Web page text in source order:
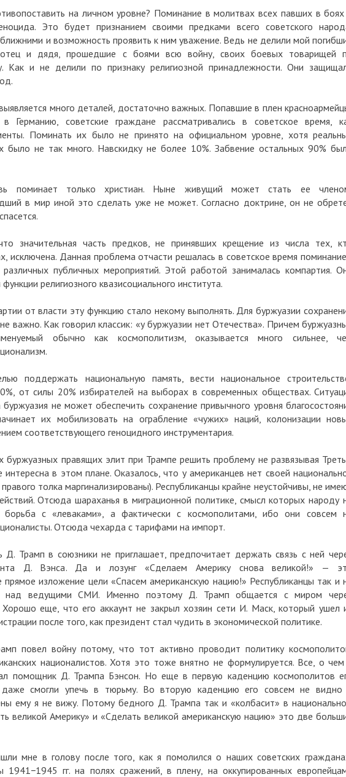
на личном уровне? Поминание в молитвах всех павших в
Это будет признанием своими предками всего советского
и возможность проявить к ним уважение. Ведь не делили мой
и дядя, прошедшие с боями всю войну, своих боевых товарищей
Как и не делили по признаку религиозной принадлежности. Они
много деталей, достаточно важных. Попавшие в плен
Германию, советские граждане рассматривались в советское время,
Поминать их было не принято на официальном уровне, хотя
было не так много. Навскидку не более 10%. Забвение остальных 90%
поминает только христиан. Ныне живущий может стать ее
в мир иной это сделать уже не может. Согласно доктрине, он не
значительная часть предков, не принявших крещение из числа тех,
исключена. Данная проблема отчасти решалась в советское время
публичных мероприятий. Этой работой занималась компартия.
религиозного квазисоциального института.
от власти эту функцию стало некому выполнять. Для буржуазии
важно. Как говорил классик: «у буржуазии нет Отечества». Причем
обычно как космополитизм, оказывается много сильнее,
поддержать национальную память, вести национальное
от силы 20% избирателей на выборах в современных обществах.
буржуазия не может обеспечить сохранение привычного уровня
их мобилизовать на ограбление «чужих» наций, колонизации
соответствующего геноцидного инструментария.
буржуазных правящих элит при Трампе решить проблему не развязывая
в этом плане. Оказалось, что у американцев нет своей
толка маргинализированы). Республиканцы крайне неустойчивы, не
Отсюда шараханья в миграционной политике, смысл которых народу
борьба с «леваками», а фактически с космополитами, ибо они совсем
Отсюда чехарда с тарифами на импорт.
Д. Трамп в союзники не приглашает, предпочитает держать связь с ней
Д. Вэнса. Да и лозунг «Сделаем Америку снова великой!» —
прямое изложение цели «Спасем американскую нацию!» Республиканцы так и
над ведущими СМИ. Именно поэтому Д. Трамп общается с миром
Хорошо еще, что его аккаунт не закрыл хозяин сети И. Маск, который ушел
после того, как президент стал чудить в экономической политике.
повел войну потому, что тот активно проводит политику
националистов. Хотя это тоже внятно не формулируется. Все, о
помощник Д. Трампа Бэнсон. Но еще в первую каденцию космополитов
даже смогли упечь в тюрьму. Во вторую каденцию его совсем не видно
ему я не вижу. Потому бедного Д. Трампа так и «колбасит» в
великой Америку» и «Сделать великой американскую нацию» это две
мне в голову после того, как я помолился о наших советских
гг. на полях сражений, в плену, на оккупированных